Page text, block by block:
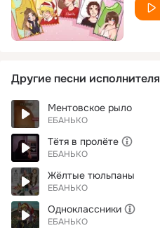
Другие песни исполнителя
Ментовское рыло
ЕБАНЬКО
Тётя в пролёте
ЕБАНЬКО
Жёлтые тюльпаны
ЕБАНЬКО
Одноклассники
ЕБАНЬКО